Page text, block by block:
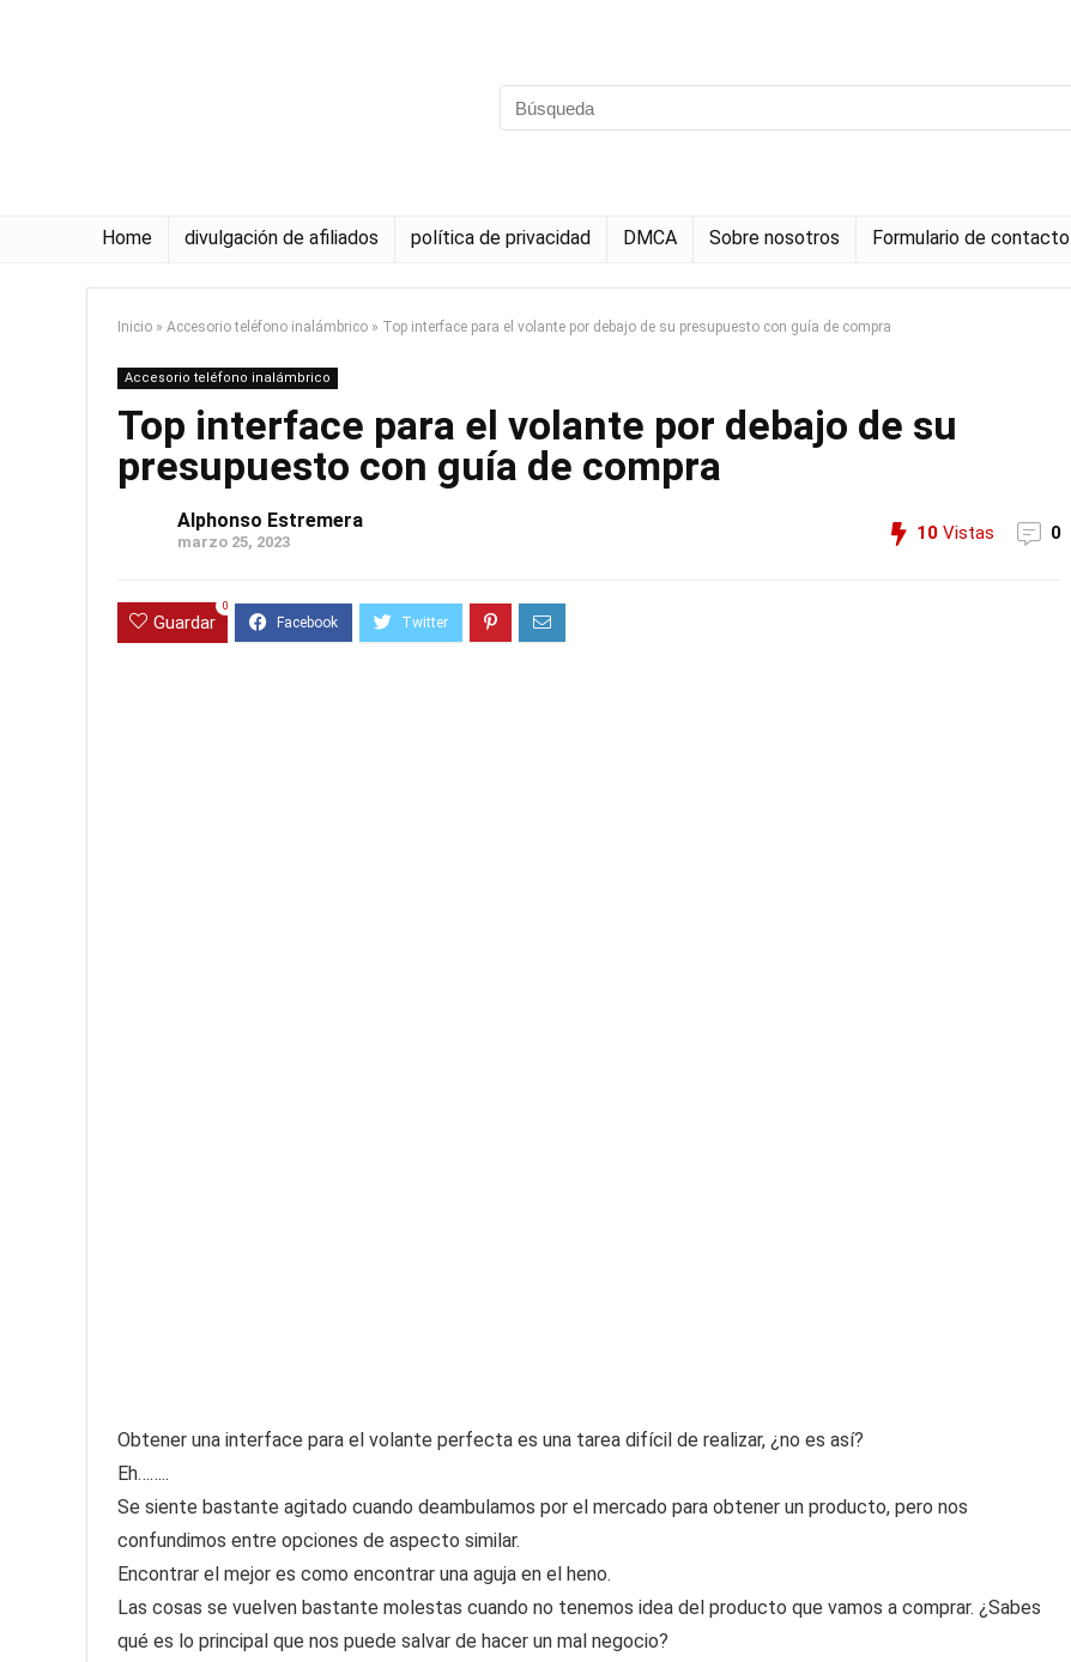
Home divulgación de afiliados política de privacidad DMCA Sobre nosotros Formulario de contacto
Inicio » Accesorio teléfono inalámbrico » Top interface para el volante por debajo de su presupuesto con guía de compra
Accesorio teléfono inalámbrico
Top interface para el volante por debajo de su
presupuesto con guía de compra
Alphonso Estremera
marzo 25, 2023 10 Vistas 0
Guardar
0
Obtener una interface para el volante perfecta es una tarea difícil de realizar, ¿no es así?
Eh……..
Se siente bastante agitado cuando deambulamos por el mercado para obtener un producto, pero nos
confundimos entre opciones de aspecto similar.
Encontrar el mejor es como encontrar una aguja en el heno.
Las cosas se vuelven bastante molestas cuando no tenemos idea del producto que vamos a comprar. ¿Sabes
qué es lo principal que nos puede salvar de hacer un mal negocio?